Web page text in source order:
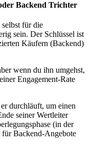
Backend Trichter
für die
sein. Der Schlüssel ist
Käufern (Backend)
wenn du ihn umgehst,
Engagement-Rate
durchläuft, um einen
seiner Wertleiter
(in der
Backend-Angebote